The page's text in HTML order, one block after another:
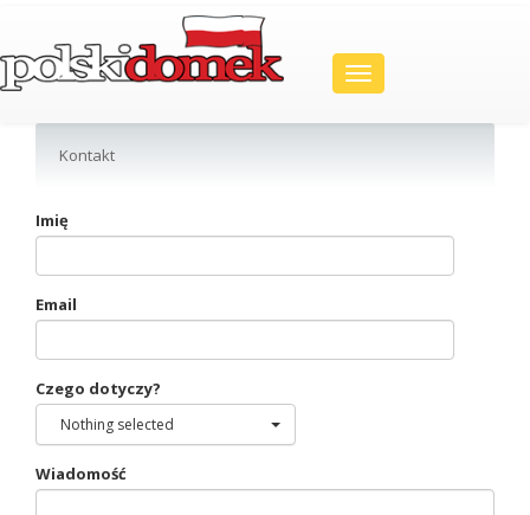
Toggle
navigation
Kontakt
Imię
Email
Czego dotyczy?
Nothing selected
Wiadomość